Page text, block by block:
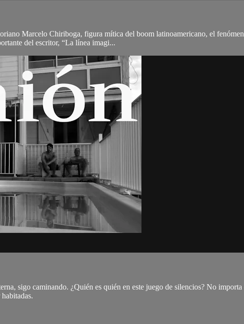
Marcelo Chiriboga, figura mítica del boom latinoamericano, el
del escritor, “La línea imagi...
sigo caminando. ¿Quién es quién en este juego de silencios? No